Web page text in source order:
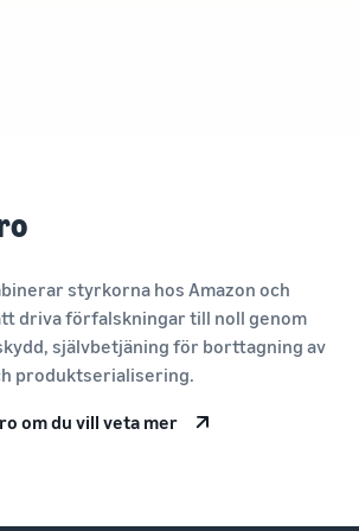
styrkorna hos Amazon och
driva förfalskningar till noll genom
självbetjäning för borttagning av
produktserialisering.
om du vill veta mer